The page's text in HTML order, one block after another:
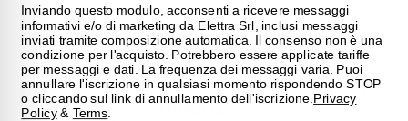
MINI CONTATTORE AEG
LS06K 5,5KW 3P 1NO 24V
50/60HZ
Inviando questo modulo, acconsenti a ricevere messaggi
informativi e/o di marketing da Elettra Srl, inclusi messaggi
inviati tramite composizione automatica. Il consenso non è una
condizione per l'acquisto. Potrebbero essere applicate tariffe
per messaggi e dati. La frequenza dei messaggi varia. Puoi
annullare l'iscrizione in qualsiasi momento rispondendo STOP
o cliccando sul link di annullamento dell'iscrizione. Privacy
Policy& Terms